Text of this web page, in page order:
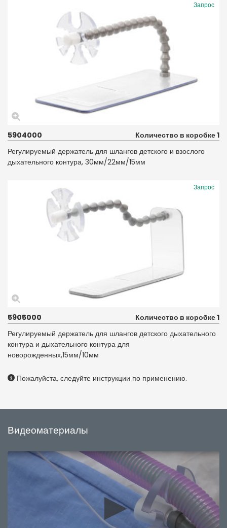
Запрос
5904000
Количество в коробке 1
Регулируемый держатель для шлангов детского и взослого
дыхательного контура, 30мм/22мм/15мм
Запрос
5905000
Количество в коробке 1
Регулируемый держатель для шлангов детского дыхательного
контура и дыхательного контура для
новорожденных,15мм/10мм
Пожалуйста, следуйте инструкции по применению.
Видеоматериалы